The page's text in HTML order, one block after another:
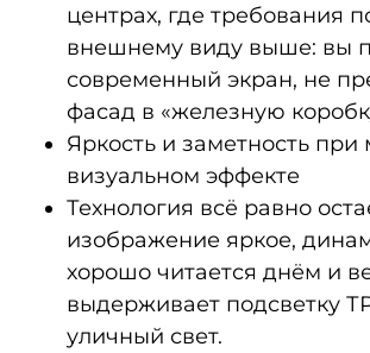
центрах, где требования
внешнему виду выше: вы
современный экран, не
фасад в «железную
Яркость и заметность при
визуальном эффекте
Технология всё равно
изображение яркое,
хорошо читается днём и
выдерживает подсветку
уличный свет.